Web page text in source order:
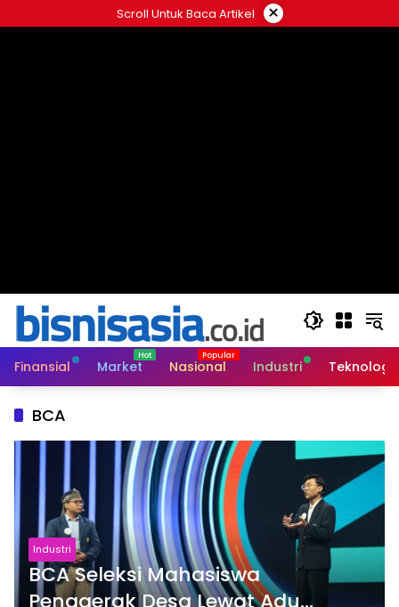
ke
Scroll Untuk Baca Artikel ×
Finansial Market Nasional Industri Teknologi
BCA
Industri
BCA Seleksi Mahasiswa
Penggerak Desa Lewat Adu